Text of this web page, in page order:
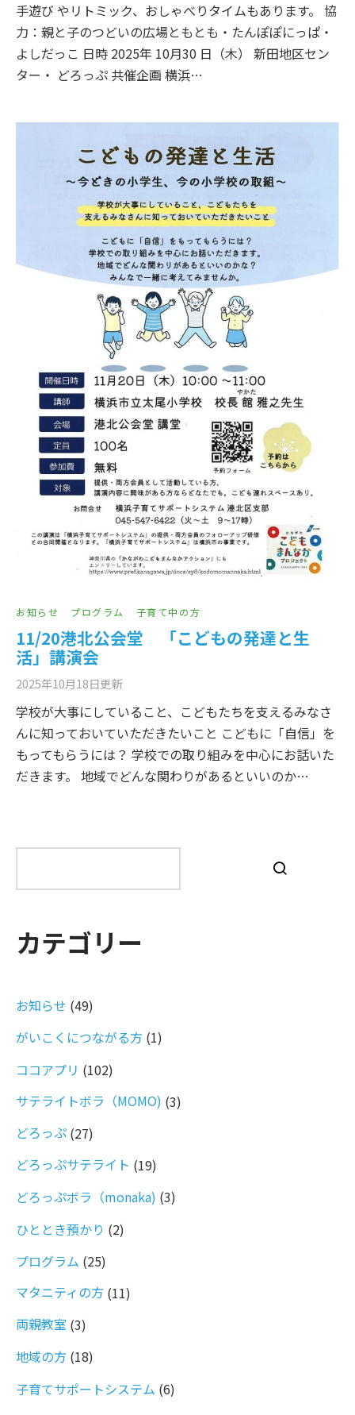
手遊び やリトミック、おしゃべりタイムもあります。 協
力：親と子のつどいの広場ともとも・たんぽぽにっぱ・
よしだっこ 日時 2025年 10月30 日（木） 新田地区セン
ター・ どろっぷ 共催企画 横浜…
お知らせ プログラム 子育て中の方
11/20港北公会堂 「こどもの発達と生
活」講演会
2025年10月18日更新
学校が大事にしていること、こどもたちを支えるみなさ
んに知っておいていただきたいこと こどもに「自信」を
もってもらうには？ 学校での取り組みを中心にお話いた
だきます。 地域でどんな関わりがあるといいのか…
カテゴリー
お知らせ (49)
がいこくにつながる方 (1)
ココアプリ (102)
サテライトボラ（MOMO) (3)
どろっぷ (27)
どろっぷサテライト (19)
どろっぷボラ（monaka) (3)
ひととき預かり (2)
プログラム (25)
マタニティの方 (11)
両親教室 (3)
地域の方 (18)
子育てサポートシステム (6)